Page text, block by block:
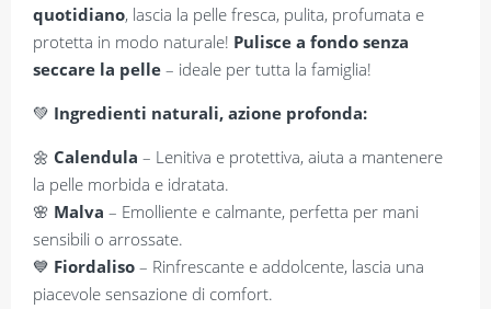
quotidiano, lascia la pelle fresca, pulita, profumata e
protetta in modo naturale! Pulisce a fondo senza
seccare la pelle – ideale per tutta la famiglia!
💚 Ingredienti naturali, azione profonda:
🌼 Calendula – Lenitiva e protettiva, aiuta a mantenere
la pelle morbida e idratata.
🌸 Malva – Emolliente e calmante, perfetta per mani
sensibili o arrossate.
💙 Fiordaliso – Rinfrescante e addolcente, lascia una
piacevole sensazione di comfort.